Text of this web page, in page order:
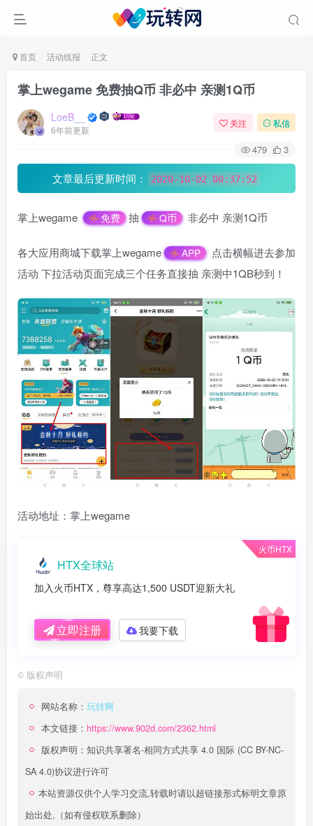
首页 活动线报 正文
掌上wegame 免费抽Q币 非必中 亲测1Q币
LoeB__
6年前更新
关注 私信
479 3
文章最后更新时间： 2020-10-02 00:37:52
掌上wegame 免费 抽 Q币 非必中 亲测1Q币
各大应用商城下载掌上wegame APP
点击横幅进去参加
活动 下拉活动页面完成三个任务直接抽 亲测中1QB秒到！
活动地址：掌上wegame
火币HTX
HTX全球站
加入火币HTX，尊享高达1,500 USDT迎新大礼
立即注册 我要下载
© 版权声明
网站名称： 玩转网
本文链接： https://www.902d.com/2362.html
版权声明： 知识共享署名-相同方式共享 4.0 国际 (CC BY-NC-
SA 4.0)协议进行许可
本站资源仅供个人学习交流,转载时请以超链接形式标明文章原
始出处,（如有侵权联系删除）